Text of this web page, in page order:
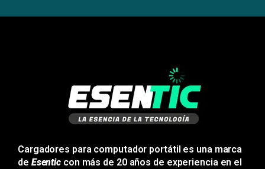
Cargadores para computador portátil es una marca
de Esentic con más de 20 años de experiencia en el